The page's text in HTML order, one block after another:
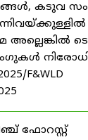
കടുവ
അല്ലെങ്കിൽ
F&WLD
ഫോറസ്റ്റ്